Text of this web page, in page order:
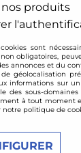
produits
sont
non obligatoires,
annonces et du
géolocalisation
informations sur
des sous-
à tout moment
notre politique de